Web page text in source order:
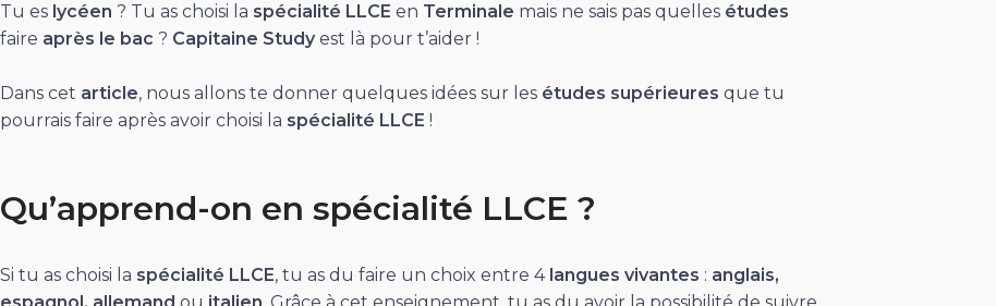
Tu es lycéen ? Tu as choisi la spécialité LLCE en Terminale mais ne sais pas quelles études
faire après le bac ? Capitaine Study est là pour t’aider !
Dans cet article, nous allons te donner quelques idées sur les études supérieures que tu
pourrais faire après avoir choisi la spécialité LLCE !
Qu’apprend-on en spécialité LLCE ?
Si tu as choisi la spécialité LLCE, tu as du faire un choix entre 4 langues vivantes : anglais,